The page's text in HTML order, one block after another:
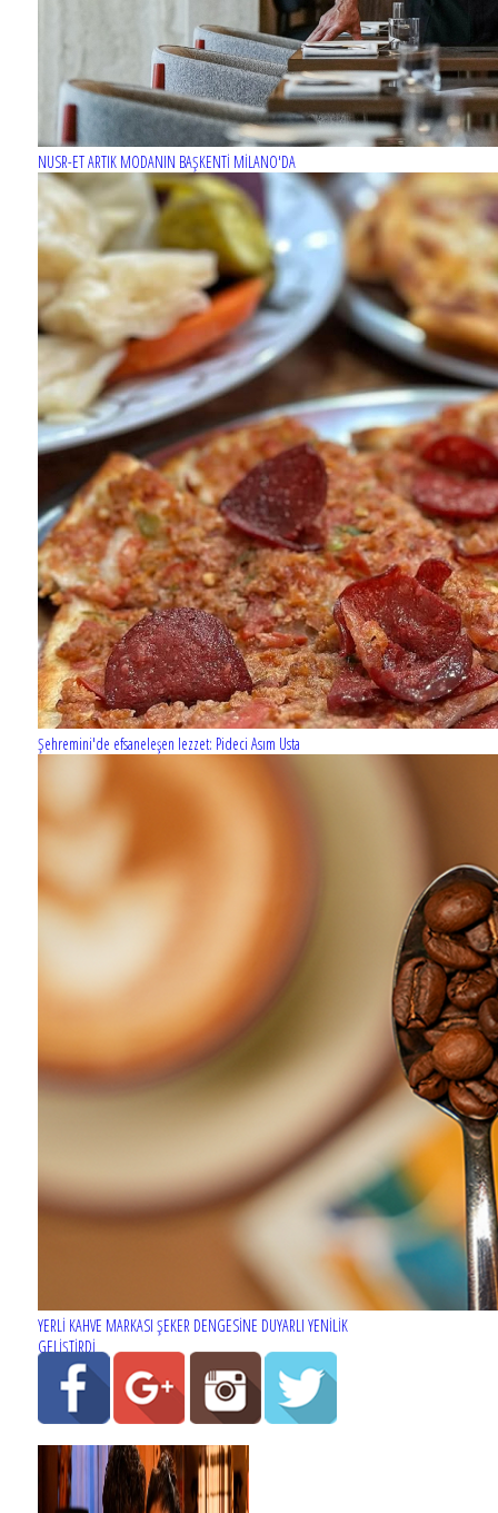
NUSR-ET ARTIK MODANIN BAŞKENTİ MİLANO'DA
Şehremini'de efsaneleşen lezzet: Pideci Asım Usta
YERLİ KAHVE MARKASI ŞEKER DENGESİNE DUYARLI YENİLİK
GELİŞTİRDİ